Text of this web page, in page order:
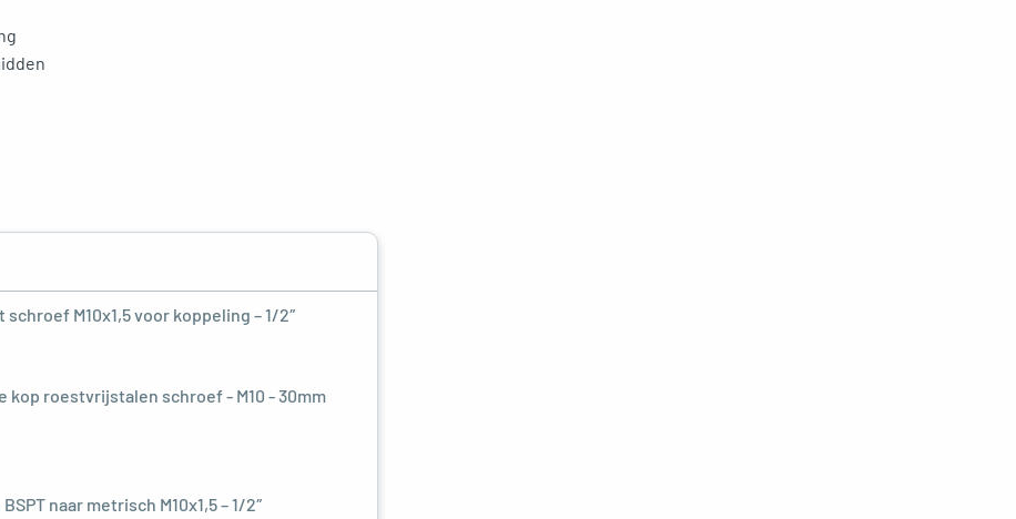
M10x1,5 voor koppeling – 1/2″
kop roestvrijstalen schroef - M10 - 30mm
naar metrisch M10x1,5 – 1/2″